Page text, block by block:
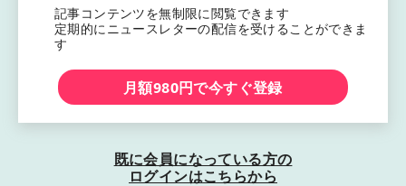
記事コンテンツを無制限に閲覧できます
定期的にニュースレターの配信を受けることができま
す
月額980円で今すぐ登録
既に会員になっている方の
ログインはこちらから